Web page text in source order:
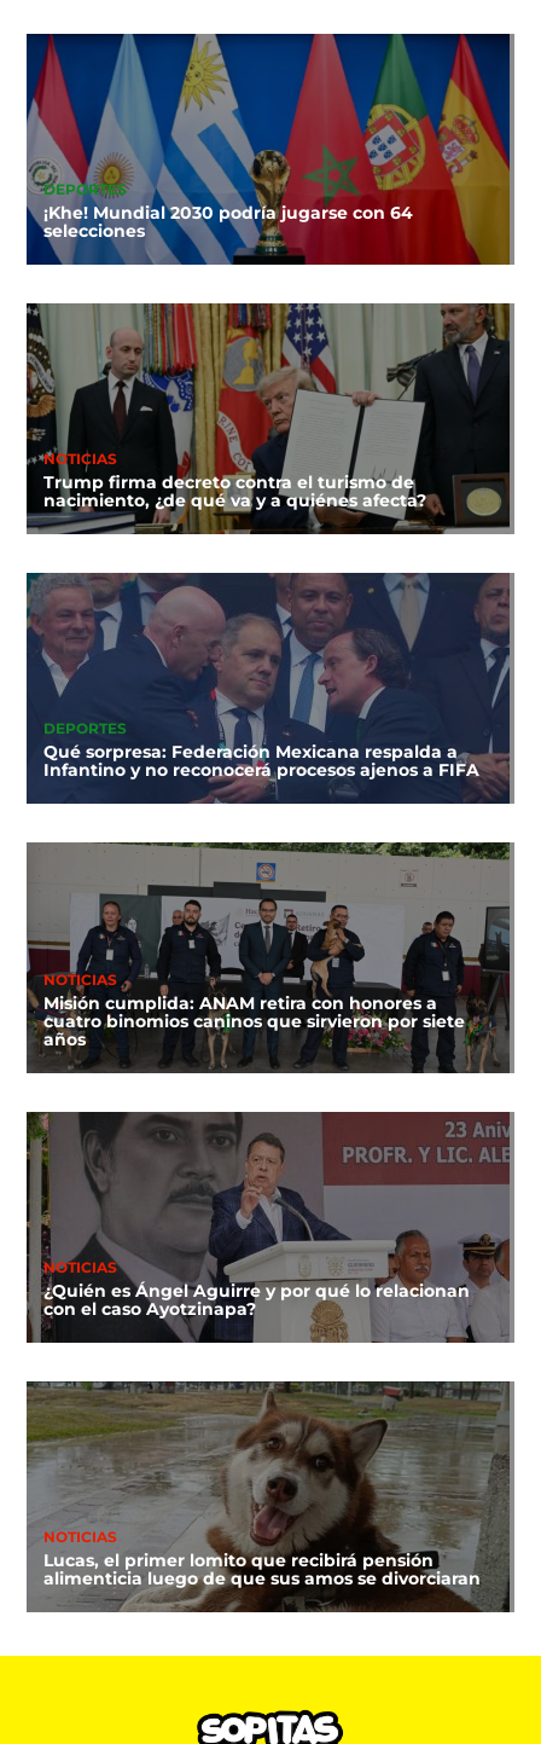
DEPORTES
¡Khe! Mundial 2030 podría jugarse con 64
selecciones
NOTICIAS
Trump firma decreto contra el turismo de
nacimiento, ¿de qué va y a quiénes afecta?
DEPORTES
Qué sorpresa: Federación Mexicana respalda a
Infantino y no reconocerá procesos ajenos a FIFA
NOTICIAS
Misión cumplida: ANAM retira con honores a
cuatro binomios caninos que sirvieron por siete
años
NOTICIAS
¿Quién es Ángel Aguirre y por qué lo relacionan
con el caso Ayotzinapa?
NOTICIAS
Lucas, el primer lomito que recibirá pensión
alimenticia luego de que sus amos se divorciaran